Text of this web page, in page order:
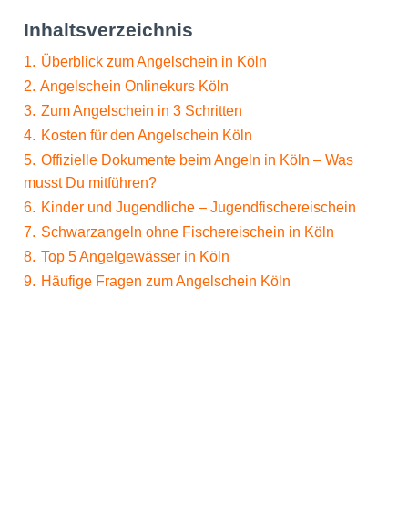
Inhaltsverzeichnis
1. Überblick zum Angelschein in Köln
2. Angelschein Onlinekurs Köln
3. Zum Angelschein in 3 Schritten
4. Kosten für den Angelschein Köln
5. Offizielle Dokumente beim Angeln in Köln – Was
musst Du mitführen?
6. Kinder und Jugendliche – Jugendfischereischein
7. Schwarzangeln ohne Fischereischein in Köln
8. Top 5 Angelgewässer in Köln
9. Häufige Fragen zum Angelschein Köln